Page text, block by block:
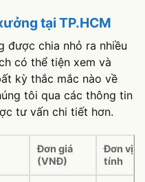
tại TP.HCM
được chia nhỏ ra nhiều
có thể tiện xem và
kỳ thắc mắc nào về
tôi qua các thông tin
tư vấn chi tiết hơn.
Đơn giá
(VNĐ)
Đơn vị
tính